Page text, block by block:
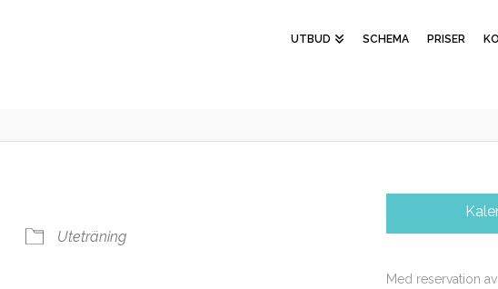
UTBUD SCHEMA PRISER
Uteträning
Med reservation